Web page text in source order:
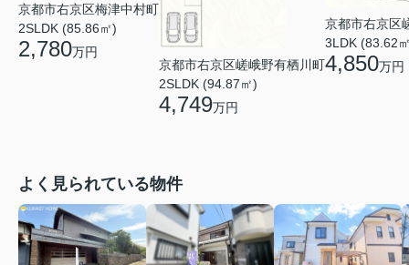
京都市右京区梅津中村町
2SLDK (85.86㎡)
2,780万円
京都市右京区嵯峨野有栖川町
2SLDK (94.87㎡)
4,749万円
京都市右京区
3LDK (83.62
4,850万円
よく見られている物件